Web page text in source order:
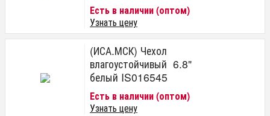
Есть в наличии (оптом)
Узнать цену
(ИСА.МСК) Чехол
влагоустойчивый 6.8"
белый IS016545
Есть в наличии (оптом)
Узнать цену